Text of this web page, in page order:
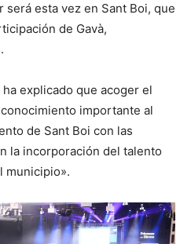
será esta vez en Sant Boi, que
de Gavà,
explicado que acoger el
importante al
de Sant Boi con las
la incorporación del talento
municipio».